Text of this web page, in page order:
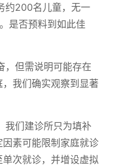
约200名儿童，无一
是否预料到如此佳
，但需说明可能存在
我们确实观察到显著
我们建诊所只为填补
素可能限制家庭就诊
次就诊，并增设虚拟